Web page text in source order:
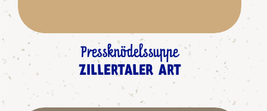
Pressknödelssuppe
ZILLERTALER ART